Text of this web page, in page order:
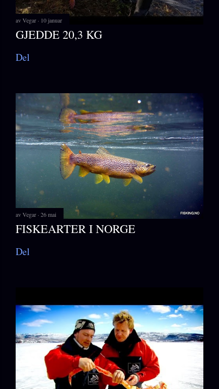
avVegar 10 januar
GJEDDE 20,3 KG
Del
avVegar 26 mai
FISKEARTER I NORGE
Del